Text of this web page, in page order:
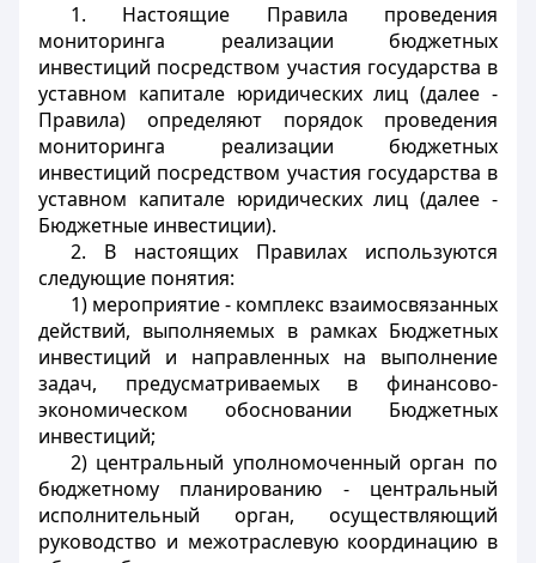
1. Настоящие Правила проведения
мониторинга реализации бюджетных
инвестиций посредством участия государства в
уставном капитале юридических лиц (далее -
Правила) определяют порядок проведения
мониторинга реализации бюджетных
инвестиций посредством участия государства в
уставном капитале юридических лиц (далее -
Бюджетные инвестиции).
2. В настоящих Правилах используются
следующие понятия:
1) мероприятие - комплекс взаимосвязанных
действий, выполняемых в рамках Бюджетных
инвестиций и направленных на выполнение
задач, предусматриваемых в финансово-
экономическом обосновании Бюджетных
инвестиций;
2) центральный уполномоченный орган по
бюджетному планированию - центральный
исполнительный орган, осуществляющий
руководство и межотраслевую координацию в